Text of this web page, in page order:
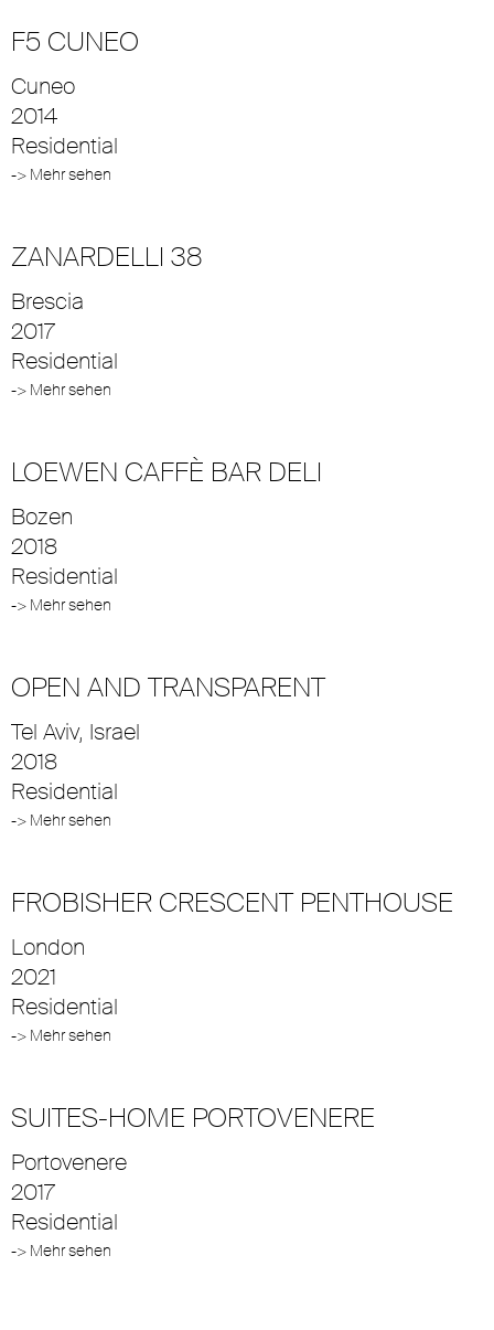
F5 CUNEO
Cuneo
2014
Residential
-> Mehr sehen
ZANARDELLI 38
Brescia
2017
Residential
-> Mehr sehen
LOEWEN CAFFÈ BAR DELI
Bozen
2018
Residential
-> Mehr sehen
OPEN AND TRANSPARENT
Tel Aviv, Israel
2018
Residential
-> Mehr sehen
FROBISHER CRESCENT PENTHOUSE
London
2021
Residential
-> Mehr sehen
SUITES-HOME PORTOVENERE
Portovenere
2017
Residential
-> Mehr sehen